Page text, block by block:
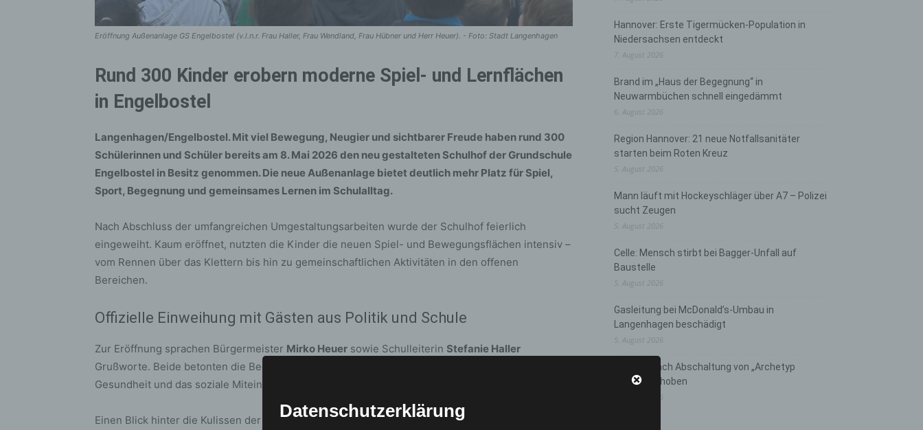
Eröffnung Außenanlage GS Engelbostel (v.l.n.r. Frau Haller, Frau Wendland, Frau Hübner und Herr Heuer). - Foto: Stadt Langenhagen
Rund 300 Kinder erobern moderne Spiel- und Lernflächen
in Engelbostel
Langenhagen/Engelbostel. Mit viel Bewegung, Neugier und sichtbarer Freude haben rund 300
Schülerinnen und Schüler bereits am 8. Mai 2026 den neu gestalteten Schulhof der Grundschule
Engelbostel in Besitz genommen. Die neue Außenanlage bietet deutlich mehr Platz für Spiel,
Sport, Begegnung und gemeinsames Lernen im Schulalltag.
Nach Abschluss der umfangreichen Umgestaltungsarbeiten wurde der Schulhof feierlich
eingeweiht. Kaum eröffnet, nutzten die Kinder die neuen Spiel- und Bewegungsflächen intensiv –
vom Rennen über das Klettern bis hin zu gemeinschaftlichen Aktivitäten in den offenen
Bereichen.
Offizielle Einweihung mit Gästen aus Politik und Schule
Zur Eröffnung sprachen Bürgermeister Mirko Heuer sowie Schulleiterin Stefanie Haller
Grußworte. Beide betonten die Bedeutung eines zeitgemäßen Schulhofs für die Entwicklung,
Gesundheit und das soziale Miteinander der Kinder.
Einen Blick hinter die Kulissen der Planung gabAndrea Wendland, Geschäftsführerin und
Hannover: Erste Tigermücken-Population in
Niedersachsen entdeckt
7. August 2026
Brand im „Haus der Begegnung“ in
Neuwarmbüchen schnell eingedämmt
6. August 2026
Region Hannover: 21 neue Notfallsanitäter
starten beim Roten Kreuz
5. August 2026
Mann läuft mit Hockeyschläger über A7 – Polizei
sucht Zeugen
5. August 2026
Celle: Mensch stirbt bei Bagger-Unfall auf
Baustelle
5. August 2026
Gasleitung bei McDonald’s-Umbau in
Langenhagen beschädigt
5. August 2026
Anklage nach Abschaltung von „Archetyp
Market“ erhoben
Datenschutzerklärung